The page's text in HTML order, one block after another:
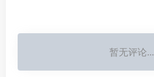
暂无评论...